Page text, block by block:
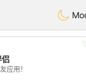
Dating
侣
应用！